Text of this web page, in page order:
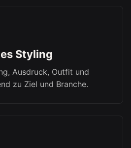
Styling
Ausdruck, Outfit und
zu Ziel und Branche.